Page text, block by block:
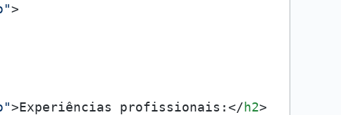
>
>Experiências profissionais:</h2>